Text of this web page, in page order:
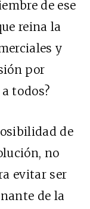
de ese
reina la
y
por
todos?
de
no
evitar ser
de la